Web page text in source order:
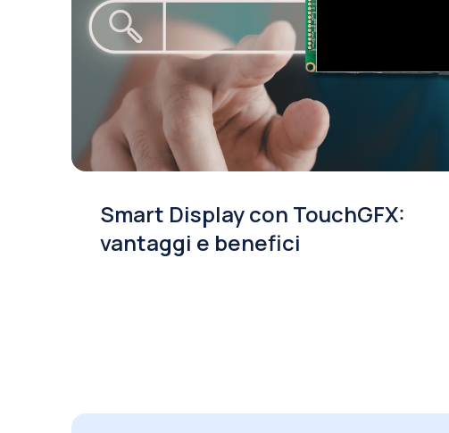
Smart Display con TouchGFX:
vantaggi e benefici